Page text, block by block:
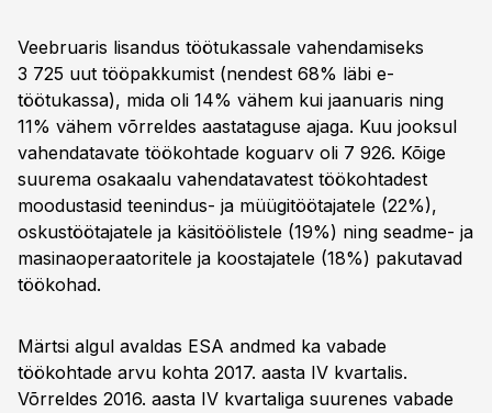
Veebruaris lisandus töötukassale vahendamiseks
3 725 uut tööpakkumist (nendest 68% läbi e-
töötukassa), mida oli 14% vähem kui jaanuaris ning
11% vähem võrreldes aastataguse ajaga. Kuu jooksul
vahendatavate töökohtade koguarv oli 7 926. Kõige
suurema osakaalu vahendatavatest töökohtadest
moodustasid teenindus- ja müügi­töötajatele (22%),
oskustöötajatele ja käsitöölistele (19%) ning seadme- ja
masinaoperaatoritele ja koostajatele (18%) pakutavad
töökohad.
Märtsi algul avaldas ESA andmed ka vabade
töökohtade arvu kohta 2017. aasta IV kvartalis.
Võrreldes 2016. aasta IV kvartaliga suurenes vabade